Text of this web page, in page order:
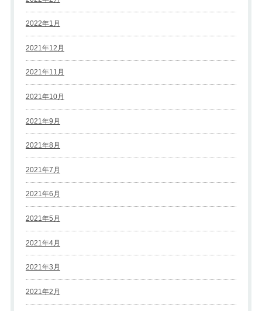
2022年1月
2021年12月
2021年11月
2021年10月
2021年9月
2021年8月
2021年7月
2021年6月
2021年5月
2021年4月
2021年3月
2021年2月